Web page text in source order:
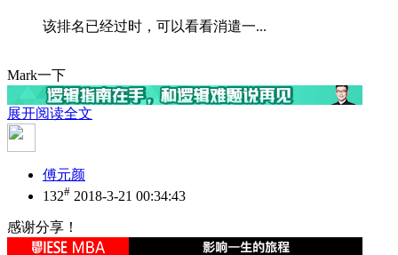
该排名已经过时，可以看看消遣一...
Mark一下
展开阅读全文
傅元颜
132# 2018-3-21 00:34:43
感谢分享！